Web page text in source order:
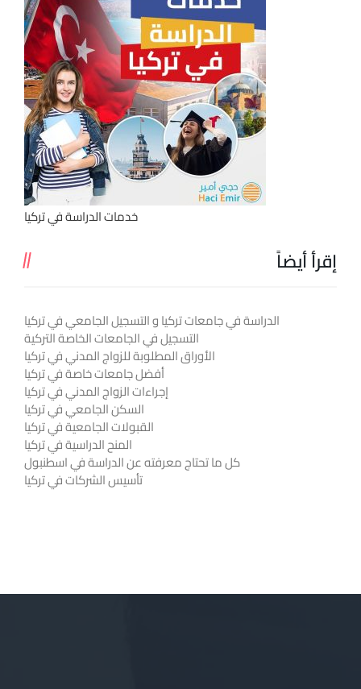
خدمات الدراسة في تركيا
إقرأ أيضاً
الدراسة في جامعات تركيا و التسجيل الجامعي في تركيا
التسجيل في الجامعات الخاصة التركية
الأوراق المطلوبة للزواج المدني في تركيا
أفضل جامعات خاصة في تركيا
إجراءات الزواج المدني في تركيا
السكن الجامعي في تركيا
القبولات الجامعية في تركيا
المنح الدراسية في تركيا
كل ما تحتاج معرفته عن الدراسة في اسطنبول
تأسيس الشركات في تركيا